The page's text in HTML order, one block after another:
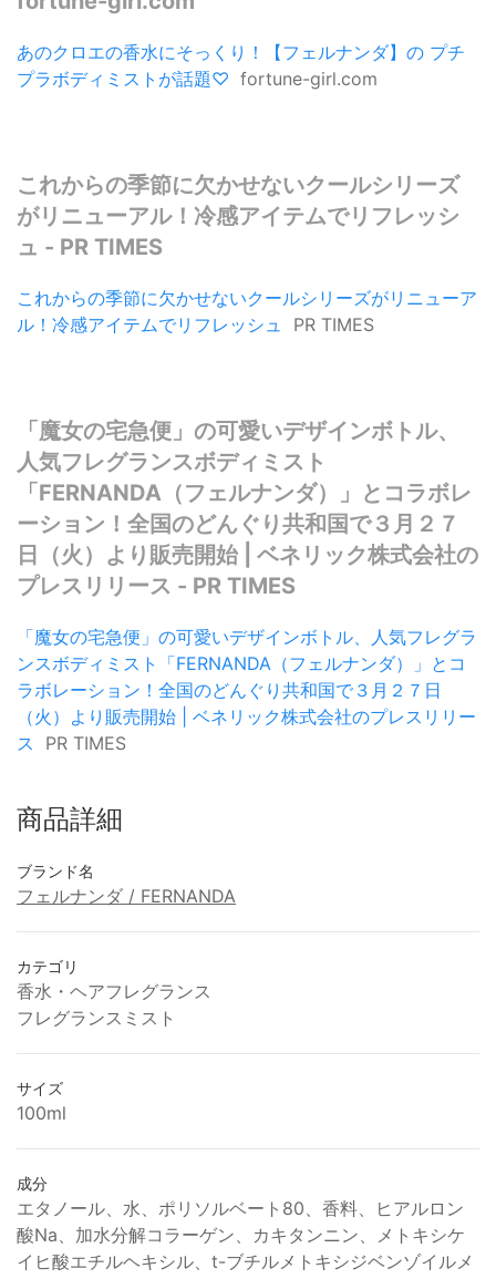
あのクロエの香水にそっくり！【フェルナンダ】の プチ
プラボディミストが話題♡ fortune-girl.com
これからの季節に欠かせないクールシリーズ
がリニューアル！冷感アイテムでリフレッシ
ュ - PR TIMES
これからの季節に欠かせないクールシリーズがリニューア
ル！冷感アイテムでリフレッシュ
PR TIMES
「魔女の宅急便」の可愛いデザインボトル、
人気フレグランスボディミスト
「FERNANDA（フェルナンダ）」とコラボレ
ーション！全国のどんぐり共和国で３月２７
日（火）より販売開始 | ベネリック株式会社の
プレスリリース - PR TIMES
「魔女の宅急便」の可愛いデザインボトル、人気フレグラ
ンスボディミスト「FERNANDA（フェルナンダ）」とコ
ラボレーション！全国のどんぐり共和国で３月２７日
（火）より販売開始 | ベネリック株式会社のプレスリリー
ス
PR TIMES
商品詳細
ブランド名
フェルナンダ / FERNANDA
カテゴリ
香水・ヘアフレグランス
フレグランスミスト
サイズ
100ml
成分
エタノール、水、ポリソルベート80、香料、ヒアルロン
酸Na、加水分解コラーゲン、カキタンニン、メトキシケ
イヒ酸エチルヘキシル、t-ブチルメトキシジベンゾイルメ